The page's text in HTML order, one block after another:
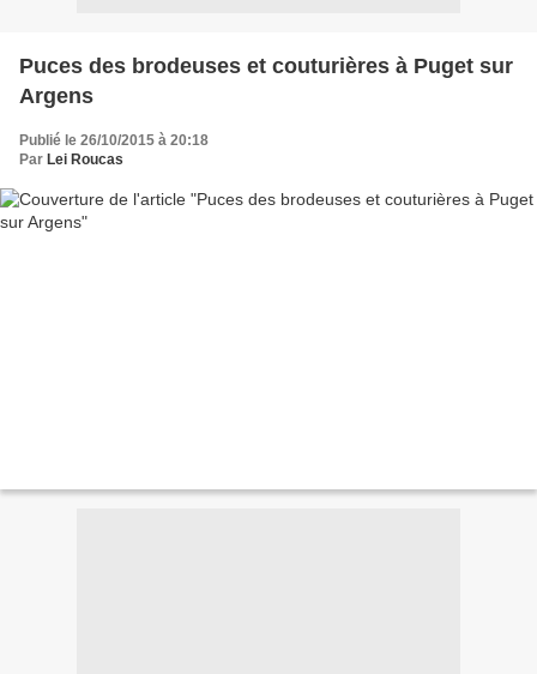
Puces des brodeuses et couturières à Puget sur
Argens
Publié le 26/10/2015 à 20:18
Par Lei Roucas